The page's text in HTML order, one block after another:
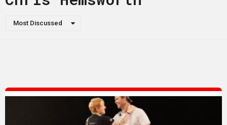
Most Discussed